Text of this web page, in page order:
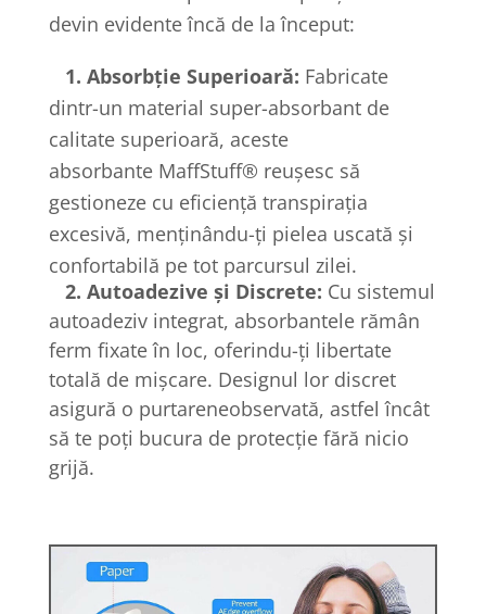
devin evidente încă de la început:
1. Absorbție Superioară: Fabricate
dintr-un material super-absorbant de
calitate superioară, aceste
absorbante MaffStuff® reușesc să
gestioneze cu eficiență transpirația
excesivă, menținându-ți pielea uscată și
confortabilă pe tot parcursul zilei.
2. Autoadezive și Discrete: Cu sistemul
autoadeziv integrat, absorbantele rămân
ferm fixate în loc, oferindu-ți libertate
totală de mișcare. Designul lor discret
asigură o purtareneobservată, astfel încât
să te poți bucura de protecție fără nicio
grijă.